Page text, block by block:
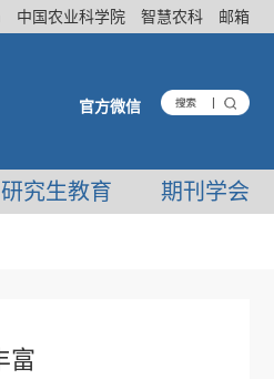
中国农业科学院 智慧农科 邮箱
官方微信
研究生教育 期刊学会
富